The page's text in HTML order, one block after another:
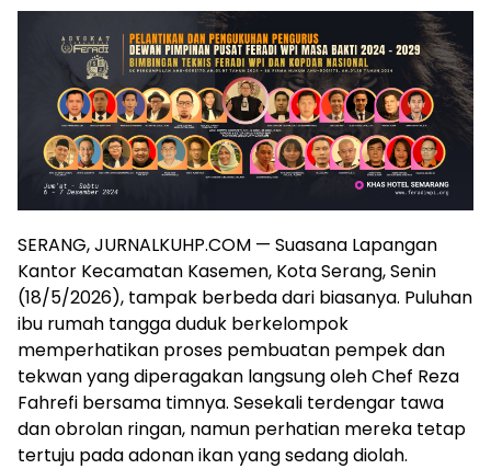
SERANG, JURNALKUHP.COM — Suasana Lapangan
Kantor Kecamatan Kasemen, Kota Serang, Senin
(18/5/2026), tampak berbeda dari biasanya. Puluhan
ibu rumah tangga duduk berkelompok
memperhatikan proses pembuatan pempek dan
tekwan yang diperagakan langsung oleh Chef Reza
Fahrefi bersama timnya. Sesekali terdengar tawa
dan obrolan ringan, namun perhatian mereka tetap
tertuju pada adonan ikan yang sedang diolah.